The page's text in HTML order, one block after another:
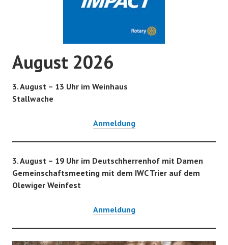
August 2026
3. August – 13 Uhr im Weinhaus
Stallwache
Anmeldung
3. August – 19 Uhr im Deutschherrenhof mit Damen
Gemeinschaftsmeeting mit dem IWC Trier auf dem
Olewiger Weinfest
Anmeldung